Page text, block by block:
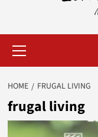
Menu
HOME FRUGAL LIVING
frugal living